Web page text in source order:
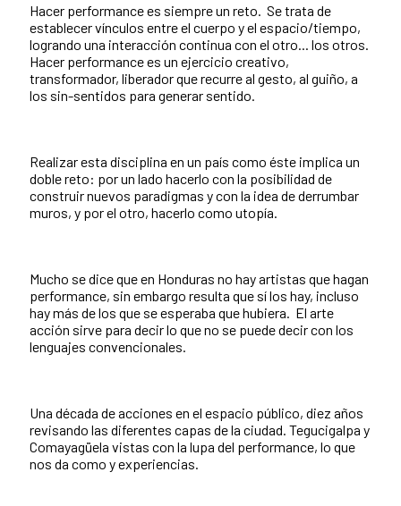
Hacer performance es siempre un reto. Se trata de
establecer vínculos entre el cuerpo y el espacio/tiempo,
logrando una interacción continua con el otro... los otros.
Hacer performance es un ejercicio creativo,
transformador, liberador que recurre al gesto, al guiño, a
los sin-sentidos para generar sentido.
Realizar esta disciplina en un país como éste implica un
doble reto: por un lado hacerlo con la posibilidad de
construir nuevos paradigmas y con la idea de derrumbar
muros, y por el otro, hacerlo como utopía.
Mucho se dice que en Honduras no hay artistas que hagan
performance, sin embargo resulta que sí los hay, incluso
hay más de los que se esperaba que hubiera. El arte
acción sirve para decir lo que no se puede decir con los
lenguajes convencionales.
Una década de acciones en el espacio público, diez años
revisando las diferentes capas de la ciudad. Tegucigalpa y
Comayagüela vistas con la lupa del performance, lo que
nos da como y experiencias.